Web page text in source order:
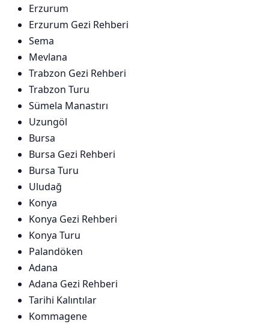
Erzurum
Erzurum Gezi Rehberi
Sema
Mevlana
Trabzon Gezi Rehberi
Trabzon Turu
Sümela Manastırı
Uzungöl
Bursa
Bursa Gezi Rehberi
Bursa Turu
Uludağ
Konya
Konya Gezi Rehberi
Konya Turu
Palandöken
Adana
Adana Gezi Rehberi
Tarihi Kalıntılar
Kommagene